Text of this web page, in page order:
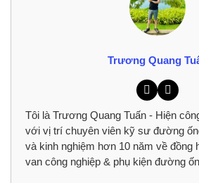
Trương Quang
Tôi là Trương Quang Tuấn - Hiện
với vị trí chuyên viên kỹ sư đường
và kinh nghiệm hơn 10 năm về đồng
van công nghiệp & phụ kiện đường